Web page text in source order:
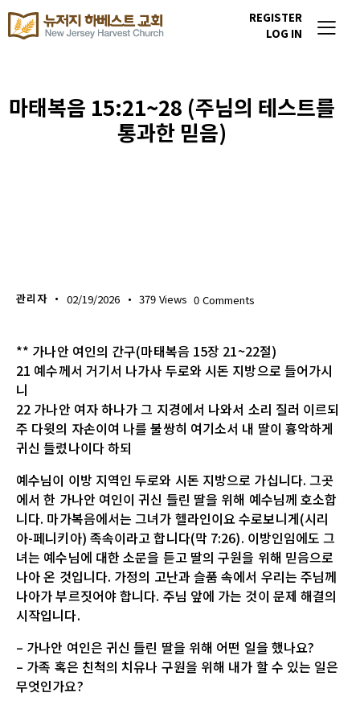
REGISTER
LOG IN
마태복음 15:21~28 (주님의 테스트를
통과한 믿음)
관리자 02/19/2026 379 Views 0 Comments
** 가나안 여인의 간구(마태복음 15장 21~22절)
21 예수께서 거기서 나가사 두로와 시돈 지방으로 들어가시
니
22 가나안 여자 하나가 그 지경에서 나와서 소리 질러 이르되
주 다윗의 자손이여 나를 불쌍히 여기소서 내 딸이 흉악하게
귀신 들렸나이다 하되
예수님이 이방 지역인 두로와 시돈 지방으로 가십니다. 그곳
에서 한 가나안 여인이 귀신 들린 딸을 위해 예수님께 호소합
니다. 마가복음에서는 그녀가 헬라인이요 수로보니게(시리
아-페니키아) 족속이라고 합니다(막 7:26). 이방인임에도 그
녀는 예수님에 대한 소문을 듣고 딸의 구원을 위해 믿음으로
나아 온 것입니다. 가정의 고난과 슬품 속에서 우리는 주님께
나아가 부르짓어야 합니다. 주님 앞에 가는 것이 문제 해결의
시작입니다.
– 가나안 여인은 귀신 들린 딸을 위해 어떤 일을 했나요?
– 가족 혹은 친척의 치유나 구원을 위해 내가 할 수 있는 일은
무엇인가요?